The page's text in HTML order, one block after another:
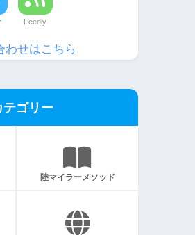
Feedly
せはこちら
テゴリー
陸マイラーメソッド